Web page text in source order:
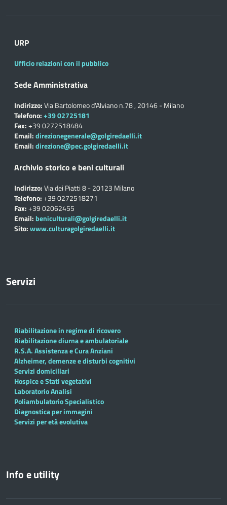
URP
Ufficio relazioni con il pubblico
Sede Amministrativa
Indirizzo:Via Bartolomeo d'Alviano n.78 , 20146 - Milano
Telefono:+39 02725181
Fax:+39 0272518484
Email:direzionegenerale@golgiredaelli.it
Email:direzione@pec.golgiredaelli.it
Archivio storico e beni culturali
Indirizzo:Via dei Piatti 8 - 20123 Milano
Telefono:+39 0272518271
Fax:+39 02062455
Email: beniculturali@golgiredaelli.it
Sito:www.culturagolgiredaelli.it
Servizi
Riabilitazione in regime di ricovero
Riabilitazione diurna e ambulatoriale
R.S.A. Assistenza e Cura Anziani
Alzheimer, demenze e disturbi cognitivi
Servizi domiciliari
Hospice e Stati vegetativi
Laboratorio Analisi
Poliambulatorio Specialistico
Diagnostica per immagini
Servizi per età evolutiva
Info e utility